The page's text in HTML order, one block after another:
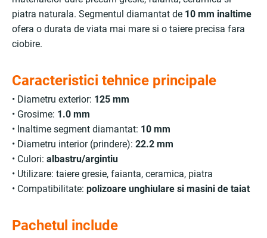
piatra naturala. Segmentul diamantat de 10 mm inaltime
ofera o durata de viata mai mare si o taiere precisa fara
ciobire.
Caracteristici tehnice principale
• Diametru exterior: 125 mm
• Grosime: 1.0 mm
• Inaltime segment diamantat: 10 mm
• Diametru interior (prindere): 22.2 mm
• Culori: albastru/argintiu
• Utilizare: taiere gresie, faianta, ceramica, piatra
• Compatibilitate: polizoare unghiulare si masini de taiat
Pachetul include